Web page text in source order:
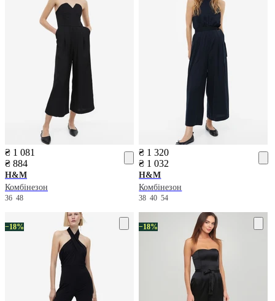
₴ 1 081
₴ 884
H&M
Комбінезон
36 48
₴ 1 320
₴ 1 032
H&M
Комбінезон
384054
−18% −18%